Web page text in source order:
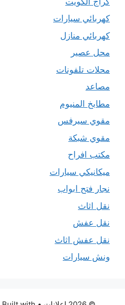
كهربائي سيارات
كهربائي منازل
محل عصير
محلات تلفونات
مصاعد
مطابخ المنيوم
مقوي سيرفس
مقوي شبكة
مكتب افراح
ميكانيكي سيارات
نجار فتح ابواب
نقل اثاث
نقل عفش
نقل عفش اثاث
ونش سيارات